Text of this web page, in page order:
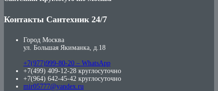
Контакты Сантехник 24/7
Город Москва
ул. Большая Якиманка, д.18
+7(977)999-80-20 – WhatsApp
+7(499) 409-12-28 круглосуточно
+7(964) 642-45-42 круглосуточно
mir05777@yandex.ru